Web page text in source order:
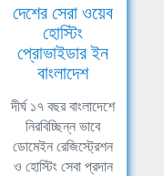
দেশের সেরা ওয়েব
হোস্টিং
প্রোভাইডার ইন
বাংলাদেশ
দীর্ঘ ১৭ বছর বাংলাদেশে
নিরবিচ্ছিন্ন ভাবে
ডোমেইন রেজিস্ট্রেশন
ও হোস্টিং সেবা প্রদান